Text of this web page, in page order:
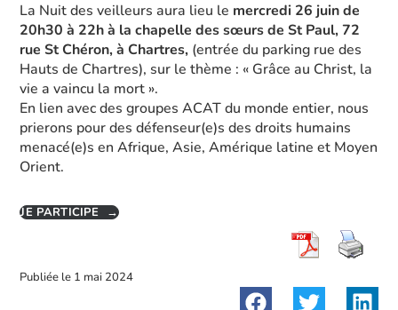
La Nuit des veilleurs aura lieu le mercredi 26 juin de
20h30 à 22h à la chapelle des sœurs de St Paul, 72
rue St Chéron, à Chartres, (entrée du parking rue des
Hauts de Chartres), sur le thème : « Grâce au Christ, la
vie a vaincu la mort ».
En lien avec des groupes ACAT du monde entier, nous
prierons pour des défenseur(e)s des droits humains
menacé(e)s en Afrique, Asie, Amérique latine et Moyen
Orient.
JE PARTICIPE →
Publiée le 1 mai 2024